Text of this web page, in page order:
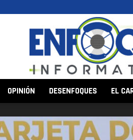
OPINIÓN DESENFOQUES EL